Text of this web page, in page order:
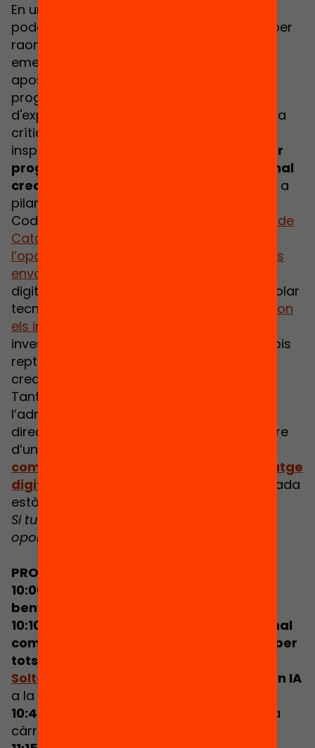
En un context on
poden accedir a activitats extraescolars per
raons econòmiques, els
emergeixen en el nostre territori com una
aposta per apoderar-los amb la
programació, oferint-los l'oportunitat
d'experimentar el món digital d'una manera
crítica i creativa. Aquesta jornada busca
inspirar el canvi i promoure el
dret a saber
programar
pensament computacional
creatiu a l’abast de tots els infants
com a
pilars fonamentals per a l'equitat digital.
Code Club ja està en marxa a
100 escoles de
Catalunya
l’oportunitat de transformar el món que els
envolta
digitals. Més que una proposta d’extraescolar
tecnològica,
Code Club esdeven un espai on
els infants prenen un paper actiu
investigar, explorar i resoldre els seus propis
reptes amb pensament computacional
creatiu.
Tant si ets docent, com tècnic a
l’administració, membre d’equip directiu,
directiu, polític, voluntari, familiar o membre
d’una entitat del tercer sector i vols saber
com impulsar oportunitats d’aprenentatge
digital
per a tots els infants, aquesta jornada
està feta per tu.
Si tu també vols que Catalunya programi
oportunitats,
PROGRAMA:
10:00 - 10:10: Obertura de l'acte i
benvinguda
10:10 - 10:45:
El pensament computacional
com a eina clau d’oportunitats digitals per
tots els infants,
Soltane
, Responsable d'Aprenentatge en IA
a la
10:45 - 11:15: Presentació de Code Club
, a
càrrec de l'equip de Code Club.